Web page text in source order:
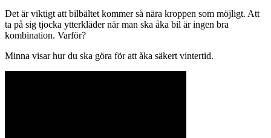
Det är viktigt att bilbältet kommer så nära kroppen som möjligt. Att
ta på sig tjocka ytterkläder när man ska åka bil är ingen bra
kombination. Varför?
Minna visar hur du ska göra för att åka säkert vintertid.